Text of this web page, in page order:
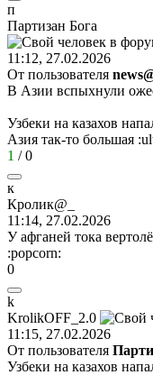
п
Партизан Бога
11:12, 27.02.2026
От пользователя
В Азии вспыхнули
Узбеки на казахов
Азия так-то большая
1 /0
к
Кролик@_
11:14, 27.02.2026
У афганей тока
:popcorn:
0
k
KrolikOFF_2.0
11:15, 27.02.2026
От пользователя
Узбеки на казахов